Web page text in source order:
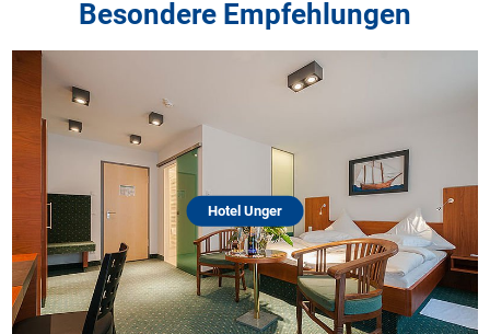
Besondere Empfehlungen
Hotel Unger